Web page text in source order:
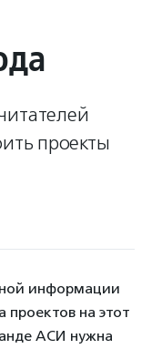
проекты
информации
проектов на этот
АСИ нужна